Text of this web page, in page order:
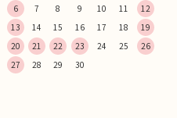
6
7 8 9 10 11
12
13
14 15 16 17 18
19
20
21 22 23 24 25
26
27
28 29 30